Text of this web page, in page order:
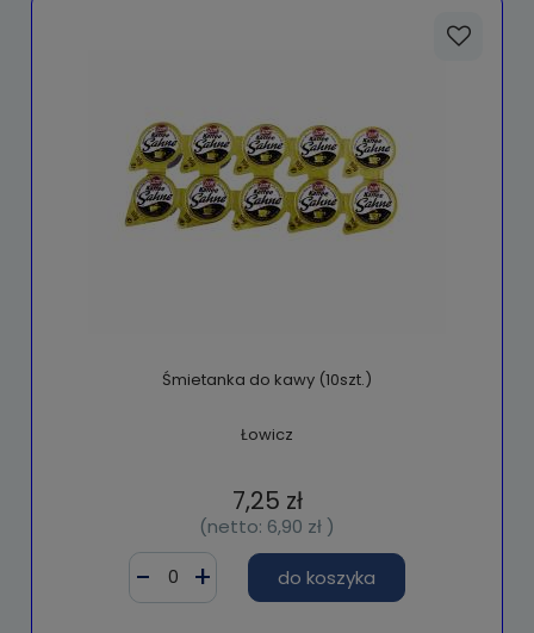
Śmietanka do kawy (10szt.)
Łowicz
7,25 zł
(netto: 6,90 zł )
do koszyka